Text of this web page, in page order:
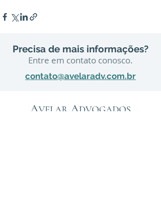
Precisa de mais informações?
Entre em contato conosco.
contato@avelaradv.com.br